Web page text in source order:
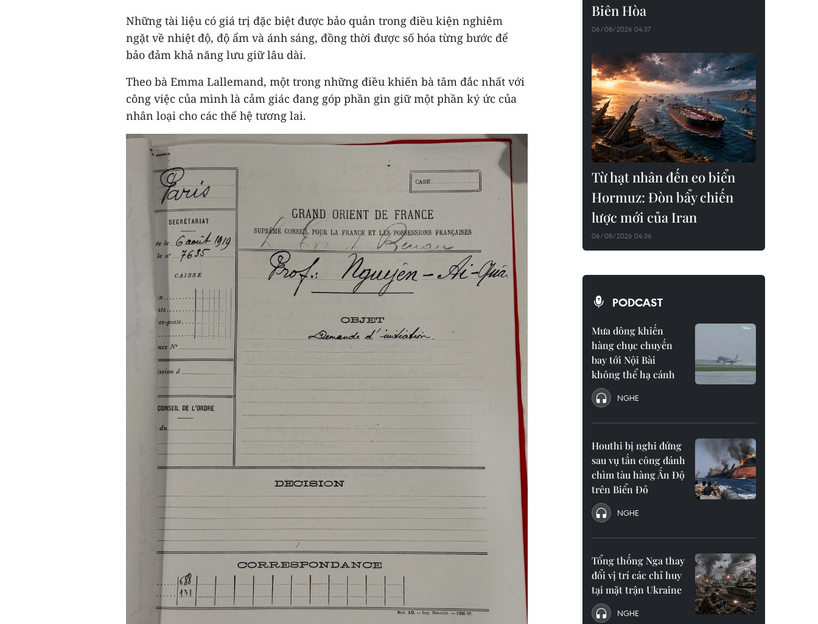
Những tài liệu có giá trị đặc biệt được bảo quản trong điều kiện nghiêm
ngặt về nhiệt độ, độ ẩm và ánh sáng, đồng thời được số hóa từng bước để
bảo đảm khả năng lưu giữ lâu dài.
Theo bà Emma Lallemand, một trong những điều khiến bà tâm đắc nhất với
công việc của mình là cảm giác đang góp phần gìn giữ một phần ký ức của
nhân loại cho các thế hệ tương lai.
Biên Hòa
06/08/2026 04:37
Từ hạt nhân đến eo biển
Hormuz: Đòn bẩy chiến
lược mới của Iran
06/08/2026 04:36
PODCAST
Mưa dông khiến
hàng chục chuyến
bay tới Nội Bài
không thể hạ cánh
NGHE
Houthi bị nghi đứng
sau vụ tấn công đánh
chìm tàu hàng Ấn Độ
trên Biển Đỏ
NGHE
Tổng thống Nga thay
đổi vị trí các chỉ huy
tại mặt trận Ukraine
NGHE